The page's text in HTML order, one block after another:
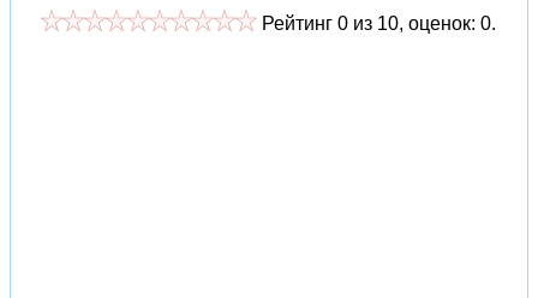
Рейтинг 0 из 10, оценок: 0.